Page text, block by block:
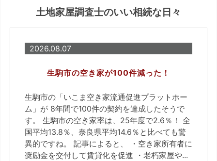
土地家屋調査士のいい相続な日々
2026.08.07
生駒市の空き家が100件減った！
生駒市の「いこま空き家流通促進プラットホー
ム」が 8年間で100件の契約を達成したそうで
す。 生駒市の空き家率は、25年度で2.6％！ 全
国平均13.8％、奈良県平均14.6％と比べても驚
異的ですね。 記事によると、 ・空き家所有者に
奨励金を交付して賃貸化を促進 ・老朽家屋や...